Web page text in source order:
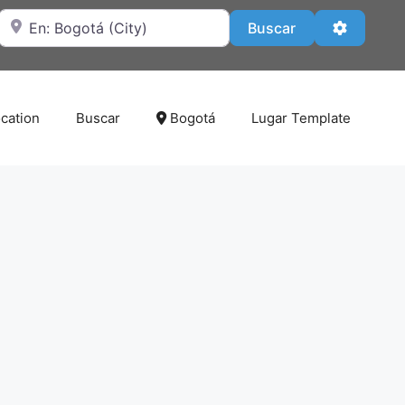
de BuscarBuscar
Buscar Bogotá Lugar Template